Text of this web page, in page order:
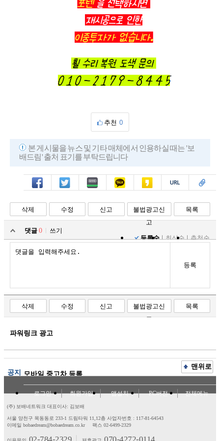
추천 0
본 게시물을 뉴스 및 기타 매체에서 인용하실 때는 '보
배드림' 출처 표기를 부탁드립니다
페북 트윗 밴드 카톡 카스 복사 스크랩
삭제 수정 신고
불법광고신
고
목록
댓글 0
쓰기
등록순
최신순 추천순
등록
삭제 수정 신고
불법광고신
고
목록
파워링크 광고
공지 모바일 중고차 등록
맨위로
로그인 회원가입 앱설치 PC버전 전체메뉴
(주) 보배네트워크 대표이사: 김보배
서울 양천구 목동동로 233-1 드림타워 11,12층 사업자번호 : 117-81-64543
이메일 bobaedream@bobaedream.co.kr
팩스 02-6499-2329
02-784-2329 070-4272-0114